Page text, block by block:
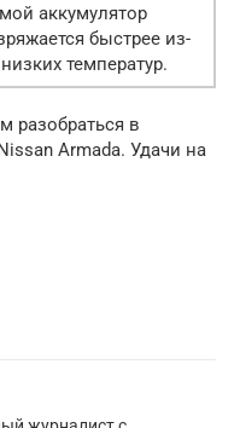
аккумулятор
быстрее из-
температур.
разобраться в
Armada. Удачи на